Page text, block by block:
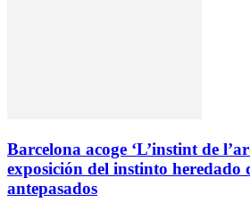
Barcelona acoge ‘L’instint de
exposición del instinto heredado
antepasados